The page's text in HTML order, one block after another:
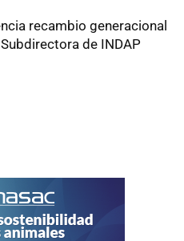
recambio generacional
de INDAP